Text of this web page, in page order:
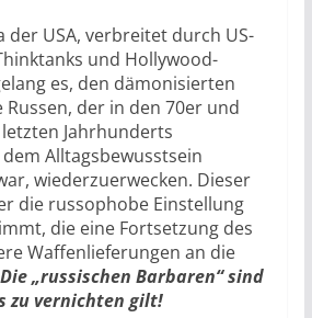
der USA, verbreitet durch US-
und Hollywood-
es, den dämonisierten
der in den 70er und
Jahrhunderts
Alltagsbewusstsein
wiederzuerwecken. Dieser
die russophobe Einstellung
die eine Fortsetzung des
Waffenlieferungen an die
Die „russischen Barbaren“ sind
zu vernichten gilt!